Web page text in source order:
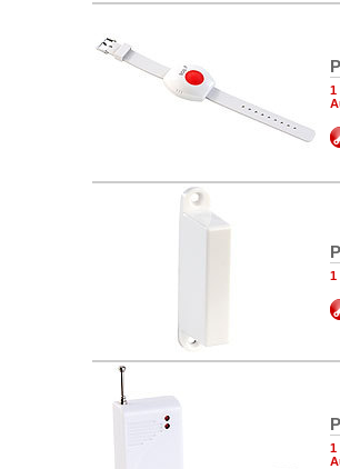
1
1
1